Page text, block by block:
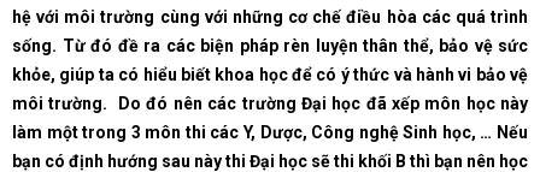
hệ với môi trường cùng với những cơ chế điều hòa các quá trình
sống. Từ đó đề ra các biện pháp rèn luyện thân thể, bảo vệ sức
khỏe, giúp ta có hiểu biết khoa học để có ý thức và hành vi bảo vệ
môi trường. Do đó nên các trường Đại học đã xếp môn học này
làm một trong 3 môn thi các Y, Dược, Công nghệ Sinh học, … Nếu
bạn có định hướng sau này thi Đại học sẽ thi khối B thì bạn nên học